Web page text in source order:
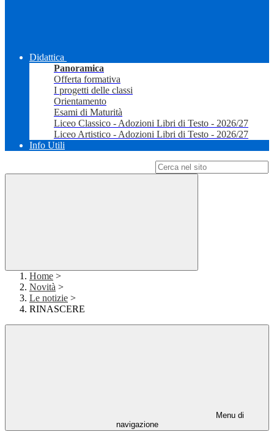
Didattica
Panoramica
Offerta formativa
I progetti delle classi
Orientamento
Esami di Maturità
Liceo Classico - Adozioni Libri di Testo - 2026/27
Liceo Artistico - Adozioni Libri di Testo - 2026/27
Info Utili
Home >
Novità >
Le notizie >
RINASCERE
Menu di
navigazione